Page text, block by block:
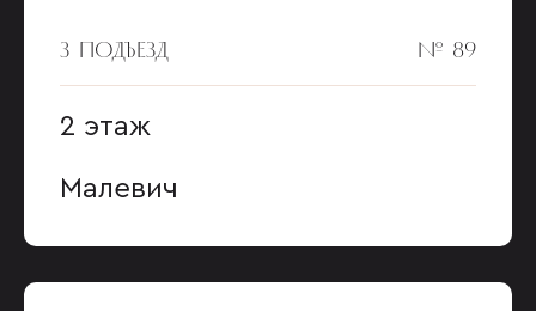
3 ПОДЪЕЗД № 89
2 этаж
Малевич